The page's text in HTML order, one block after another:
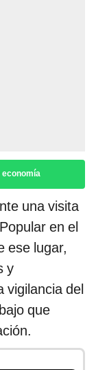
economía
una visita
en el
ese lugar,
y
vigilancia del
que